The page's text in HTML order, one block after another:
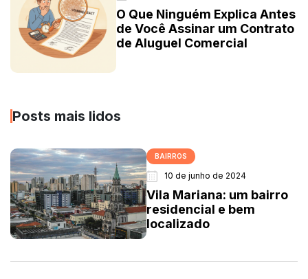
O Que Ninguém Explica Antes
de Você Assinar um Contrato
de Aluguel Comercial
Posts mais lidos
BAIRROS
10 de junho de 2024
Vila Mariana: um bairro
residencial e bem
localizado